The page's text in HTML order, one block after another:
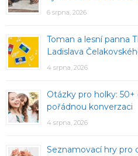
6 srpna, 2026
Toman a lesní panna
Ladislava
4 srpna, 2026
Otázky pro holky:
pořádnou konverzaci
4 srpna, 2026
Seznamovací hry pro